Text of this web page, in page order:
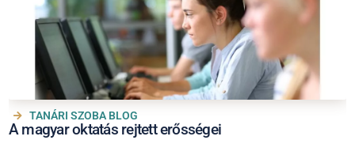
TANÁRI SZOBA BLOG
A magyar oktatás rejtett erősségei